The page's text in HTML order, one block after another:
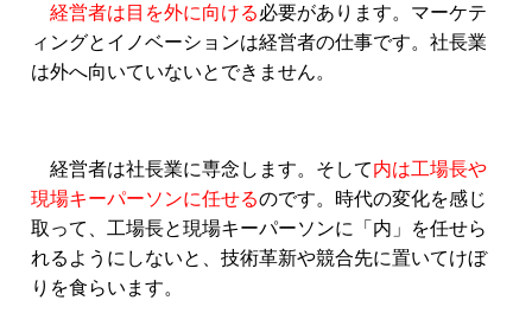
経営者は目を外に向ける必要があります。マーケテ
ィングとイノベーションは経営者の仕事です。社長業
は外へ向いていないとできません。
経営者は社長業に専念します。そして内は工場長や
現場キーパーソンに任せるのです。時代の変化を感じ
取って、工場長と現場キーパーソンに「内」を任せら
れるようにしないと、技術革新や競合先に置いてけぼ
りを食らいます。